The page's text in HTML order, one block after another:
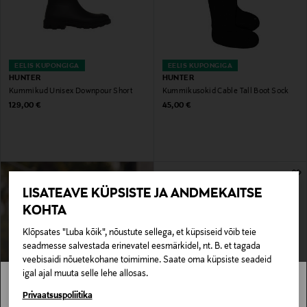
LISATEAVE KÜPSISTE JA ANDMEKAITSE
KOHTA
Klõpsates "Luba kõik", nõustute sellega, et küpsiseid võib teie
seadmesse salvestada erinevatel eesmärkidel, nt. B. et tagada
veebisaidi nõuetekohane toimimine. Saate oma küpsiste seadeid
igal ajal muuta selle lehe allosas.
Privaatsuspoliitika
EELIS KUPONGIGA
HUNTER
Kummikud Unisex Downpour Short
Original Price
129,00 €
EELIS KUPONGIGA
HUNTER
Kummikusokid Cable Tall Boot Sock
Original Price
45,00 €
Stockmann pole Sinu riigis saadaval.